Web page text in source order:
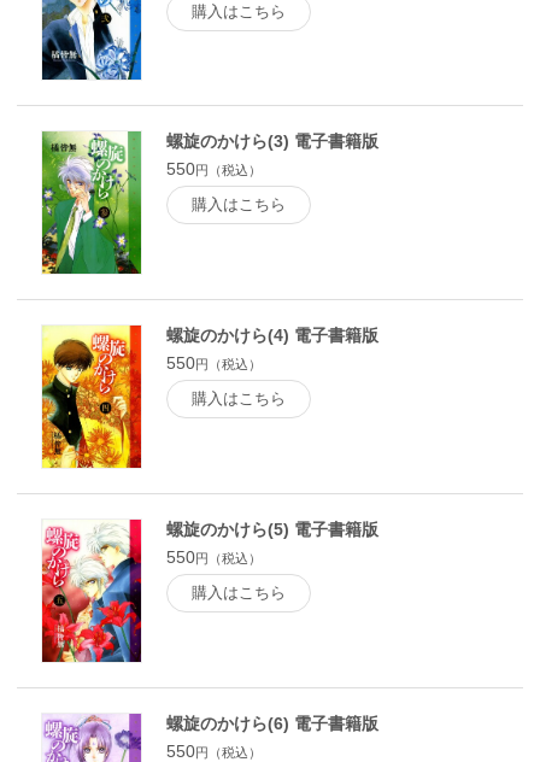
購入はこちら
螺旋のかけら(3) 電子書籍版
550円（税込）
購入はこちら
螺旋のかけら(4) 電子書籍版
550円（税込）
購入はこちら
螺旋のかけら(5) 電子書籍版
550円（税込）
購入はこちら
螺旋のかけら(6) 電子書籍版
550円（税込）